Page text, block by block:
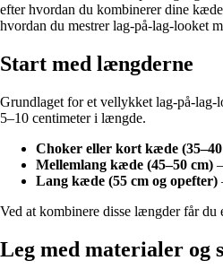
efter hvordan du kombinerer dine
hvordan du mestrer lag-på-lag-looket
Start med længderne
Grundlaget for et vellykket lag-på-
5–10 centimeter i længde.
Choker eller kort kæde
Mellemlang kæde (45–50 cm)
Lang kæde (55 cm og opefter)
Ved at kombinere disse længder får
Leg med materialer og